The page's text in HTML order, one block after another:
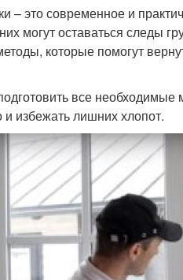
– это современное и
могут оставаться следы
которые помогут
все
избежать лишних хлопот.